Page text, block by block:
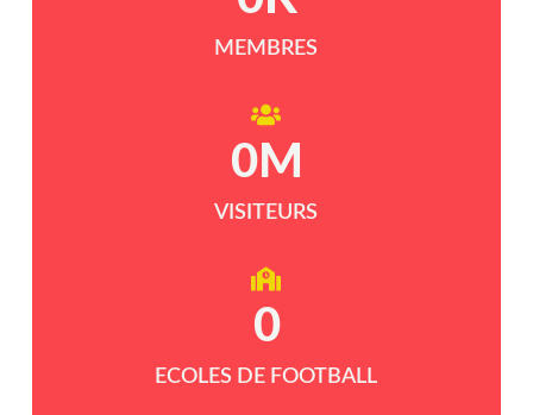
MEMBRES
VISITEURS
0M
ECOLES DE FOOTBALL
0